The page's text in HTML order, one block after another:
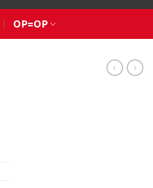
OP=OP